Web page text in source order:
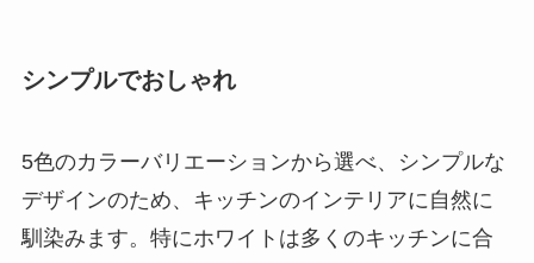
シンプルでおしゃれ
5色のカラーバリエーションから選べ、シンプルな
デザインのため、キッチンのインテリアに自然に
馴染みます。特にホワイトは多くのキッチンに合